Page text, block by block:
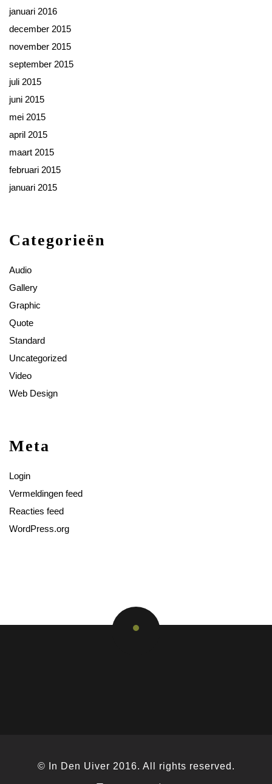
januari 2016
december 2015
november 2015
september 2015
juli 2015
juni 2015
mei 2015
april 2015
maart 2015
februari 2015
januari 2015
Categorieën
Audio
Gallery
Graphic
Quote
Standard
Uncategorized
Video
Web Design
Meta
Login
Vermeldingen feed
Reacties feed
WordPress.org
© In Den Uiver 2016. All rights reserved.